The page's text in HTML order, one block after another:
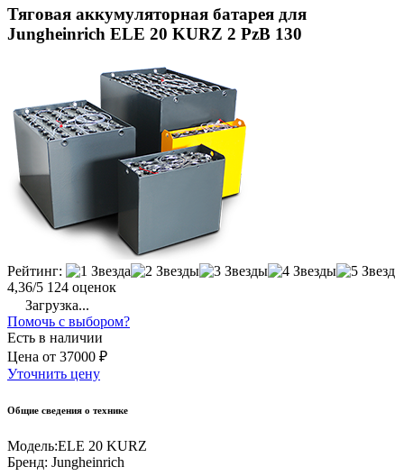
Тяговая аккумуляторная батарея для
Jungheinrich ELE 20 KURZ 2 PzB 130
Рейтинг:
4,36/5 124 оценок
Загрузка...
Помочь с выбором?
Есть в наличии
Цена от 37000 ₽
Уточнить цену
Общие сведения о технике
Модель:ELE 20 KURZ
Бренд: Jungheinrich